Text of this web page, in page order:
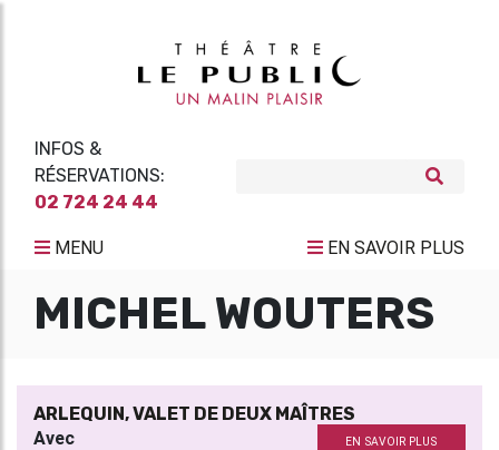
INFOS &
RÉSERVATIONS:
02 724 24 44
MENU EN SAVOIR PLUS
MICHEL WOUTERS
ARLEQUIN, VALET DE DEUX MAÎTRES
Avec EN SAVOIR PLUS